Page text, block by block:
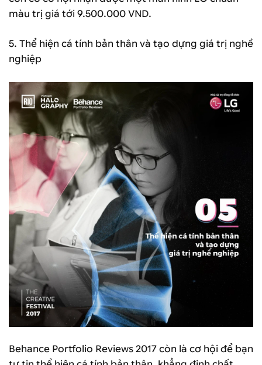
màu trị giá tới 9.500.000 VND.
5. Thể hiện cá tính bản thân và tạo dựng giá trị nghề
nghiệp
Behance Portfolio Reviews 2017 còn là cơ hội để bạn